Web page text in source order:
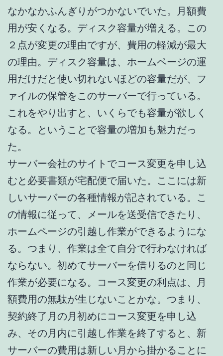
なかなかふんぎりがつかないでいた。月額費
用が安くなる。ディスク容量が増える。この
２点が変更の理由ですが、費用の軽減が最大
の理由。ディスク容量は、ホームページの運
用だけだと使い切れないほどの容量だが、フ
ァイルの保管をこのサーバーで行っている。
これをやり出すと、いくらでも容量が欲しく
なる。ということで容量の増加も魅力だっ
た。
サーバー会社のサイトでコース変更を申し込
むと必要書類が宅配便で届いた。ここには新
しいサーバーの各種情報が記されている。こ
の情報に従って、メールを送受信できたり、
ホームページの引越し作業ができるようにな
る。つまり、作業は全て自分で行わなければ
ならない。初めてサーバーを借りるのと同じ
作業が必要になる。コース変更の利点は、月
額費用の無駄が生じないことかな。つまり、
契約終了月の月初めにコース変更を申し込
み、その月内に引越し作業を終了すると、新
サーバーの費用は新しい月から掛かることに